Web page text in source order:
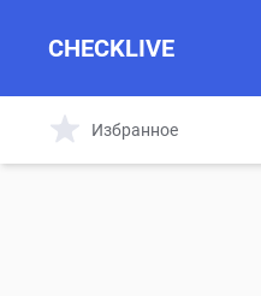
CHECKLIVE
Избранное